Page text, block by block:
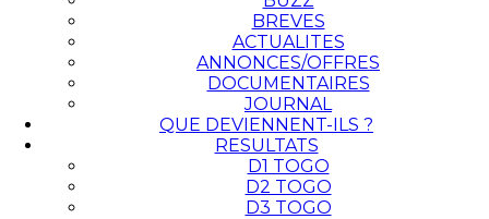
BREVES
ACTUALITES
ANNONCES/OFFRES
DOCUMENTAIRES
JOURNAL
QUE DEVIENNENT-ILS ?
RESULTATS
D1 TOGO
D2 TOGO
D3 TOGO